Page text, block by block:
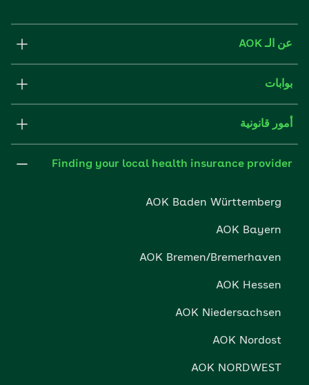
عن الـ AOK
تطبيقات
بوابات
aok.de
أمور قانونية
هيئة التحرير
Finding your local health insurance provider
AOK Baden Württemberg
AOK Bayern
AOK Bremen/Bremerhaven
AOK Hessen
AOK Niedersachsen
AOK Nordost
AOK NORDWEST